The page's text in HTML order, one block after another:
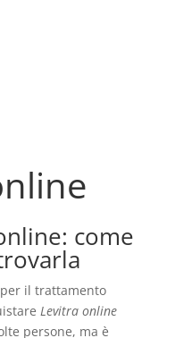
come
il trattamento
Levitra online
persone, ma è